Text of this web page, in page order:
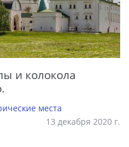
и колокола
места
13 декабря 2020 г.